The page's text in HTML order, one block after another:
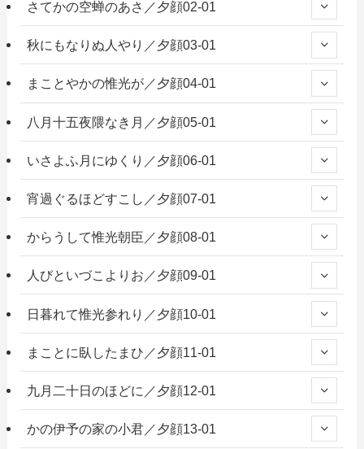
さてかの空蝉のあさ／夕顔02-01
秋にもなりぬ人やり／夕顔03-01
まことやかの惟光が／夕顔04-01
八月十五夜隈なき月／夕顔05-01
いさよふ月にゆくり／夕顔06-01
宵過ぐるほどすこし／夕顔07-01
からうして惟光朝臣／夕顔08-01
人びといづこよりお／夕顔09-01
日暮れて惟光参れり／夕顔10-01
まことに臥したまひ／夕顔11-01
九月二十日のほどに／夕顔12-01
かの伊予の家の小君／夕顔13-01